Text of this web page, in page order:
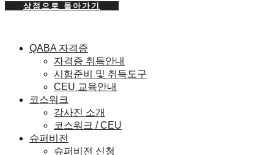
상점으로 돌아가기
QABA 자격증
자격증 취득안내
시험준비 및 취득도구
CEU 교육안내
코스워크
강사진 소개
코스워크 / CEU
슈퍼비전
슈퍼비전 신청